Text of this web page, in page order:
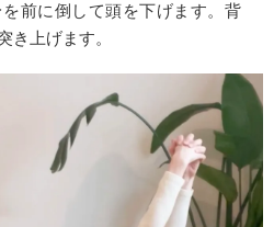
前に倒して頭を下げます。背
き上げます。